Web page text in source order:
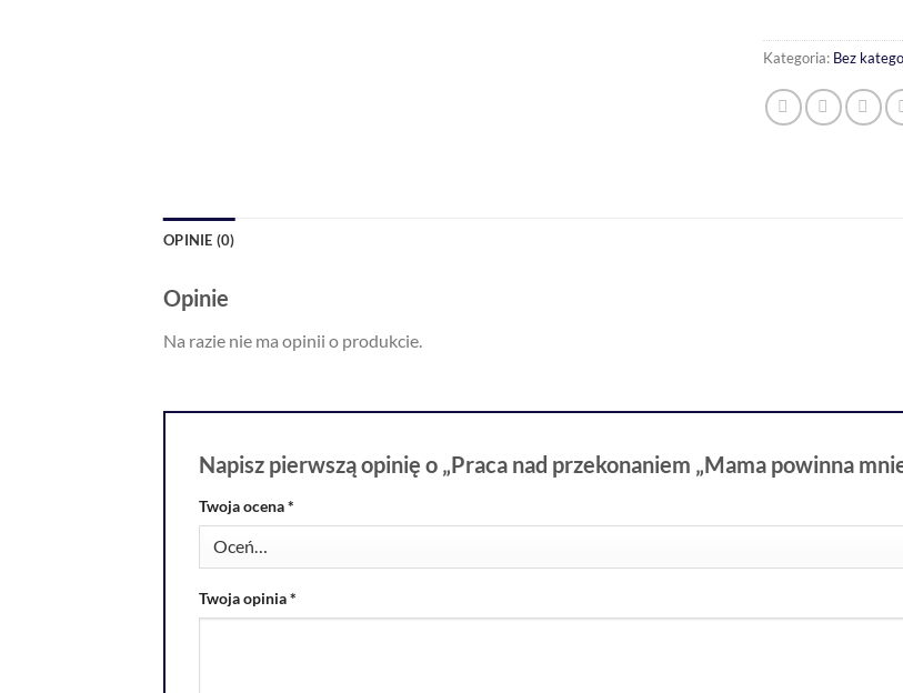
Kategoria: Bez
OPINIE (0)
Opinie
Na razie nie ma opinii o produkcie.
Napisz pierwszą opinię o „Praca nad przekonaniem „Mama powinna
Twoja ocena*
Twoja opinia*